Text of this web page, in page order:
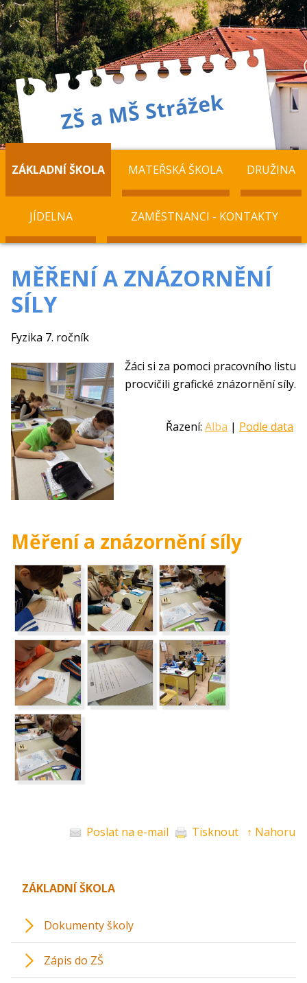
ZÁKLADNÍ ŠKOLA MATEŘSKÁ ŠKOLA DRUŽINA
JÍDELNA ZAMĚSTNANCI - KONTAKTY
MĚŘENÍ A ZNÁZORNĚNÍ
SÍLY
Fyzika 7. ročník
Žáci si za pomoci pracovního listu
procvičili grafické znázornění síly.
Řazení: Alba | Podle data
Měření a znázornění síly
Poslat na e-mail Tisknout ↑ Nahoru
ZÁKLADNÍ ŠKOLA
Dokumenty školy
Zápis do ZŠ